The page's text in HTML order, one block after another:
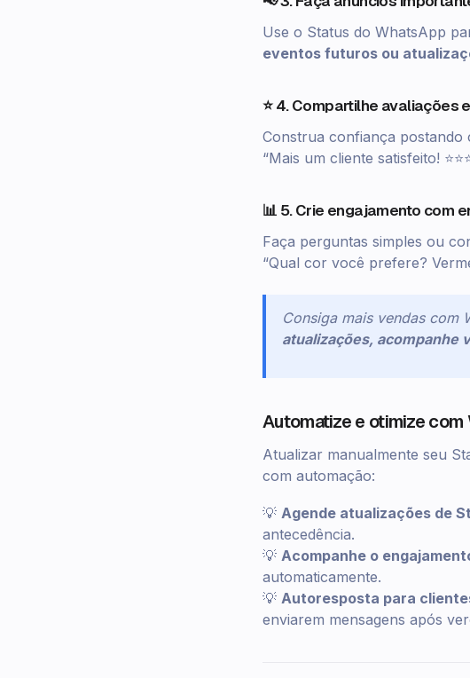
Use o Status do WhatsApp
eventos futuros ou
⭐ 4. Compartilhe avaliações
Construa confiança postando
“Mais um cliente satisfeito!
📊 5. Crie engajamento com
Faça perguntas simples ou
“Qual cor você prefere?
Consiga mais vendas com
atualizações, acompanhe
Automatize e otimize com
Atualizar manualmente seu
com automação:
💡 Agende atualizações de
antecedência.
💡 Acompanhe o
automaticamente.
💡 Autoresposta para
enviarem mensagens após